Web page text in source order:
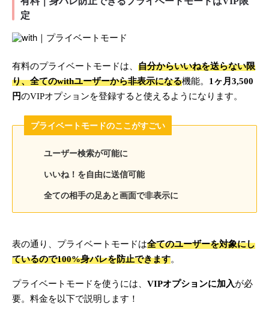
定
有料のプライベートモードは、 自分からいいねを送らない限
り、全てのwithユーザーから非表示になる機能。 1ヶ月3,500
円のVIPオプションを登録すると使えるようになります。
プライベートモードのここがすごい
ユーザー検索が可能に
いいね！を自由に送信可能
全ての相手の足あと画面で非表示に
表の通り、プライベートモードは全てのユーザーを対象にし
ているので100%身バレを防止できます。
プライベートモードを使うには、 VIPオプションに加入が必
要。料金を以下で説明します！